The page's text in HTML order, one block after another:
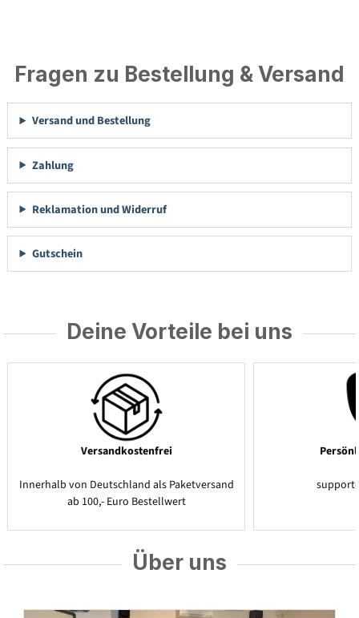
Fragen zu Bestellung & Versand
Versand und Bestellung
Zahlung
Reklamation und Widerruf
Gutschein
Deine Vorteile bei uns
Versandkostenfrei
Innerhalb von Deutschland als Paketversand
ab 100,- Euro Bestellwert
Über uns